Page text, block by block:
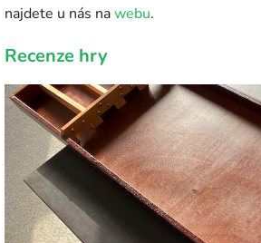
najdete u nás nawebu.
Recenze hry